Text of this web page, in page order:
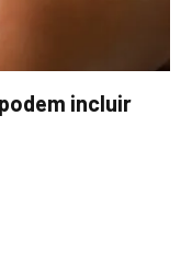
incluir